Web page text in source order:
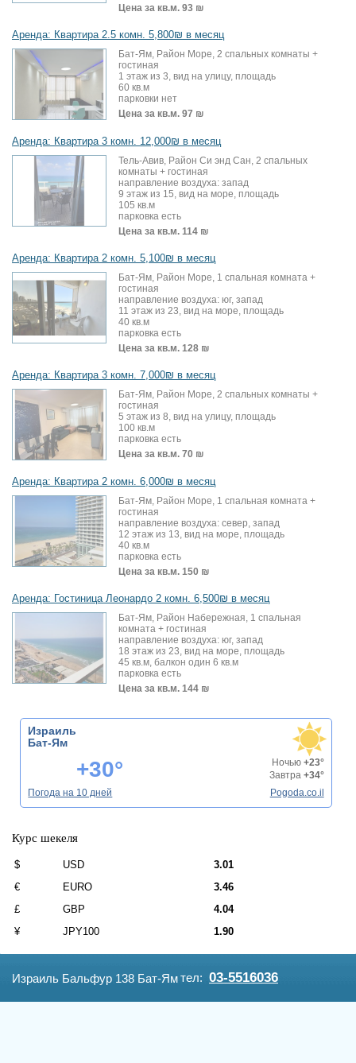
Израиль Бальфур 138 Бат-Ямтел: 03-5516036
Цена за кв.м. 93 ₪
Аренда: Квартира 2.5 комн. 5,800₪ в месяц
Бат-Ям, Район Море, 2 спальных комнаты +
гостиная
1 этаж из 3, вид на улицу, площадь
60 кв.м
парковки нет
Цена за кв.м. 97 ₪
Аренда: Квартира 3 комн. 12,000₪ в месяц
Тель-Авив, Район Си энд Сан, 2 спальных
комнаты + гостиная
направление воздуха: запад
9 этаж из 15, вид на море, площадь
105 кв.м
парковка есть
Цена за кв.м. 114 ₪
Аренда: Квартира 2 комн. 5,100₪ в месяц
Бат-Ям, Район Море, 1 спальная комната +
гостиная
направление воздуха: юг, запад
11 этаж из 23, вид на море, площадь
40 кв.м
парковка есть
Цена за кв.м. 128 ₪
Аренда: Квартира 3 комн. 7,000₪ в месяц
Бат-Ям, Район Море, 2 спальных комнаты +
гостиная
5 этаж из 8, вид на улицу, площадь
100 кв.м
парковка есть
Цена за кв.м. 70 ₪
Аренда: Квартира 2 комн. 6,000₪ в месяц
Бат-Ям, Район Море, 1 спальная комната +
гостиная
направление воздуха: север, запад
12 этаж из 13, вид на море, площадь
40 кв.м
парковка есть
Цена за кв.м. 150 ₪
Аренда: Гостиница Леонардо 2 комн. 6,500₪ в месяц
Бат-Ям, Район Набережная, 1 спальная
комната + гостиная
направление воздуха: юг, запад
18 этаж из 23, вид на море, площадь
45 кв.м, балкон один 6 кв.м
парковка есть
Цена за кв.м. 144 ₪
Израиль
Бат-Ям
+30° Ночью +23°
Завтра +34°
Погода на 10 дней
Pogoda.co.il
Курс шекеля
$ USD
3.01
€
EURO
3.46
£
GBP
4.04
¥
JPY100 1.90